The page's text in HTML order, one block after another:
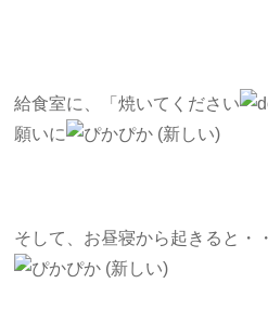
給食室に、「焼いてください
願いに
そして、お昼寝から起きると・